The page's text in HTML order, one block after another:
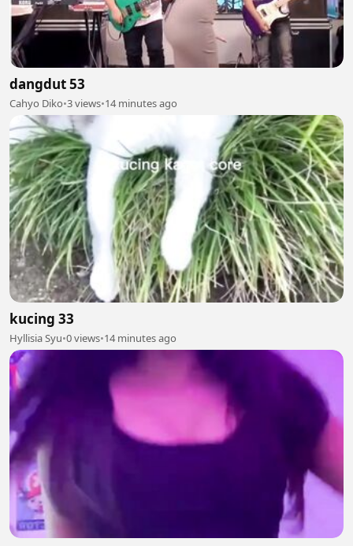
dangdut 53
Cahyo Diko•3 views•14 minutes ago
kucing 33
Hyllisia Syu•0 views•14 minutes ago